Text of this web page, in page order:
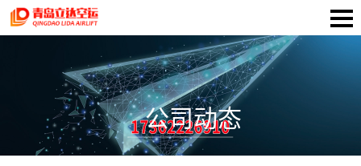
公司动态